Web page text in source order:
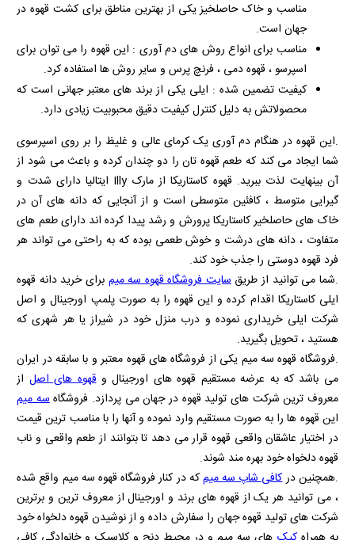
مناسب و خاک حاصلخیز یکی از بهترین مناطق برای کشت قهوه در
جهان است.
مناسب برای انواع روش‌ های دم‌ آوری : این قهوه را می‌ توان برای
اسپرسو ، قهوه دمی ، فرنچ پرس و سایر روش‌ ها استفاده کرد.
کیفیت تضمین‌ شده : ایلی یکی از برند های معتبر جهانی است که
محصولاتش به دلیل کنترل کیفیت دقیق محبوبیت زیادی دارد.
.این قهوه در هنگام دم آوری یک کرمای عالی و غلیظ را بر روی اسپرسوی
شما ایجاد می کند که طعم قهوه تان را دو چندان کرده و باعث می شود از
آن بینهایت لذت ببرید. قهوه کاستاریکا از مارک Illy ایتالیا دارای شدت و
گیرایی متوسط ، کافئین متوسطی است و از آنجایی که دانه های آن در
خاک های حاصلخیر کاستاریکا پرورش و رشد پیدا کرده اند دارای طعم های
متفاوت ، دانه های درشت و خوش طعمی بوده که به راحتی می تواند هر
فرد قهوه دوستی را جذب خود کند.
.شما می توانید از طریقسایت فروشگاه قهوه سه میم برای خرید دانه قهوه
ایلی کاستاریکا اقدام کرده و این قهوه را به صورت پلمپ اورجینال و اصل
شرکت ایلی خریداری نموده و درب منزل خود در شیراز یا هر شهری که
هستید ، تحویل بگیرید.
.فروشگاه قهوه سه میم یکی از فروشگاه های قهوه معتبر و با سابقه در ایران
می باشد که به عرضه مستقیم قهوه های اورجینال وقهوه های اصل از
معروف ترین شرکت های تولید قهوه در جهان می پردازد. فروشگاهسه میم
این قهوه ها را به صورت مستقیم وارد نموده و آنها را با مناسب ترین قیمت
در اختیار عاشقان واقعی قهوه قرار می دهد تا بتوانند از طعم واقعی و ناب
قهوه دلخواه خود بهره مند شوند.
.همچنین درکافی شاپ سه میمکه در کنار فروشگاه قهوه سه میم واقع شده
، می توانید هر یک از قهوه های برند و اورجینال از معروف ترین و برترین
شرکت های تولید قهوه جهان را سفارش داده و از نوشیدن قهوه دلخواه خود